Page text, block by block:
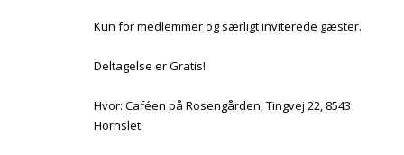
Kun for medlemmer og særligt inviterede gæster.
Deltagelse er Gratis!
Hvor: Caféen på Rosengården, Tingvej 22, 8543
Hornslet.